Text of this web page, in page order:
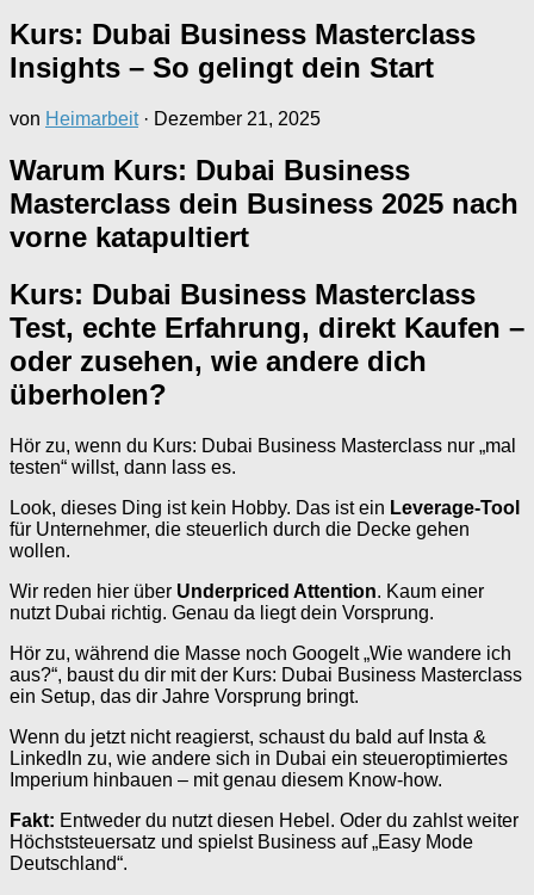
Kurs: Dubai Business Masterclass
Insights – So gelingt dein Start
von Heimarbeit · Dezember 21, 2025
Warum Kurs: Dubai Business
Masterclass dein Business 2025 nach
vorne katapultiert
Kurs: Dubai Business Masterclass
Test, echte Erfahrung, direkt Kaufen –
oder zusehen, wie andere dich
überholen?
Hör zu, wenn du Kurs: Dubai Business Masterclass nur „mal
testen“ willst, dann lass es.
Look, dieses Ding ist kein Hobby. Das ist ein Leverage-Tool
für Unternehmer, die steuerlich durch die Decke gehen
wollen.
Wir reden hier über Underpriced Attention. Kaum einer
nutzt Dubai richtig. Genau da liegt dein Vorsprung.
Hör zu, während die Masse noch Googelt „Wie wandere ich
aus?“, baust du dir mit der Kurs: Dubai Business Masterclass
ein Setup, das dir Jahre Vorsprung bringt.
Wenn du jetzt nicht reagierst, schaust du bald auf Insta &
LinkedIn zu, wie andere sich in Dubai ein steueroptimiertes
Imperium hinbauen – mit genau diesem Know-how.
Fakt: Entweder du nutzt diesen Hebel. Oder du zahlst weiter
Höchststeuersatz und spielst Business auf „Easy Mode
Deutschland“.